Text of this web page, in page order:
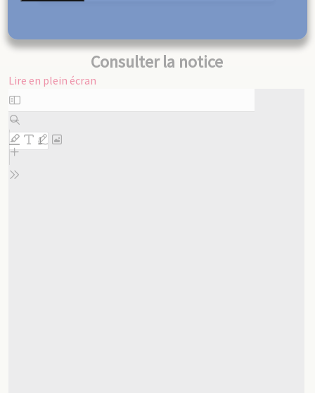
Consulter la notice
Lire en plein écran
Aller
au
contenu
PDF